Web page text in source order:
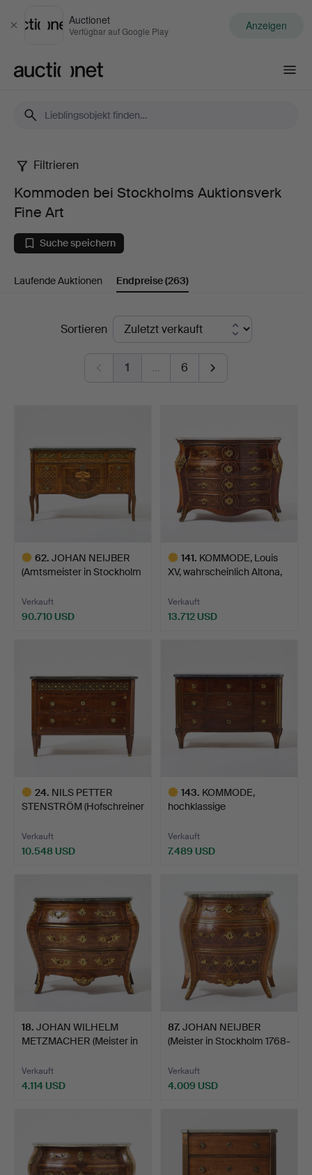
Schließen
Auctionet
Verfügbar auf Google Play Anzeigen
Kommoden
bei
Stockholms
Auktionsverk
Filtrieren
Kommoden bei Stockholms Auktionsverk
Fine Art
Suche speichern
Laufende Auktionen Endpreise(263)
EndpreiseSortieren
1 … 6
62. JOHAN NEIJBER
(Amtsmeister in Stockholm
Verkauft
90.710 USD
141. KOMMODE, Louis
XV, wahrscheinlich Altona,
Verkauft
13.712 USD
24. NILS PETTER
STENSTRÖM (Hofschreiner
Verkauft
10.548 USD
143. KOMMODE,
hochklassige
Verkauft
7.489 USD
18. JOHAN WILHELM
METZMACHER (Meister in
Verkauft
4.114 USD
87. JOHAN NEIJBER
(Meister in Stockholm 1768-
Verkauft
4.009 USD